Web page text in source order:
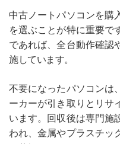
中古ノートパソコンを購
を選ぶことが特に重要で
であれば、全台動作確認
施しています。
不要になったパソコンは
ーカーが引き取りとリサ
います。回収後は専門施
われ、金属やプラスチッ